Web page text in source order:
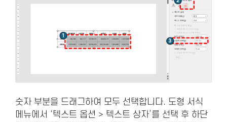
숫자 부분을 드래그하여 모두 선택합니다. 도형 서식
메뉴에서 ‘텍스트 옵션 > 텍스트 상자’를 선택 후 하단